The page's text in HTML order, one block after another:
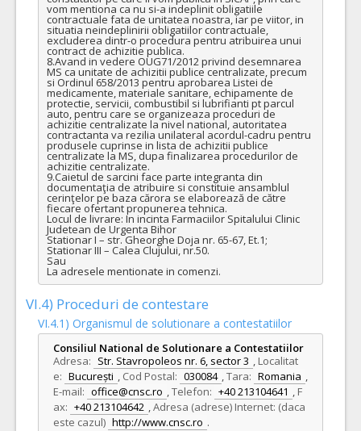
vom mentiona ca nu si-a indeplinit obligatiile
contractuale fata de unitatea noastra, iar pe viitor, in
situatia neindeplinirii obligatiilor contractuale,
excluderea dintr-o procedura pentru atribuirea unui
contract de achizitie publica.
8.Avand in vedere OUG71/2012 privind desemnarea
MS ca unitate de achizitii publice centralizate, precum
si Ordinul 658/2013 pentru aprobarea Listei de
medicamente, materiale sanitare, echipamente de
protectie, servicii, combustibil si lubrifianti pt parcul
auto, pentru care se organizeaza proceduri de
achizitie centralizate la nivel national, autoritatea
contractanta va rezilia unilateral acordul-cadru pentru
produsele cuprinse in lista de achizitii publice
centralizate la MS, dupa finalizarea procedurilor de
achizitie centralizate.
9.Caietul de sarcini face parte integranta din
documentaţia de atribuire si constituie ansamblul
cerinţelor pe baza cărora se elaborează de către
fiecare ofertant propunerea tehnica.
Locul de livrare: In incinta Farmaciilor Spitalului Clinic
Judetean de Urgenta Bihor
Stationar I – str. Gheorghe Doja nr. 65-67, Et.1;
Stationar III – Calea Clujului, nr.50.
Sau
La adresele mentionate in comenzi.
VI.4) Proceduri de contestare
VI.4.1) Organismul de solutionare a contestatiilor
Consiliul National de Solutionare a Contestatiilor
Adresa: Str. Stavropoleos nr. 6, sector 3 , Localitat
e: București , Cod Postal: 030084 ,Tara: Romania ,
E-mail: office@cnsc.ro ,Telefon: +40 213104641 , F
ax: +40 213104642 ,Adresa (adrese) Internet: (daca
este cazul) http://www.cnsc.ro .